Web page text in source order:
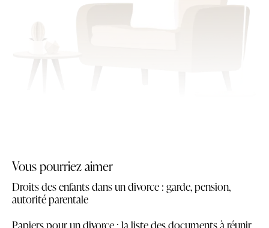
Vous pourriez aimer
Droits des enfants dans un divorce : garde, pension,
autorité parentale
Papiers pour un divorce : la liste des documents à réunir